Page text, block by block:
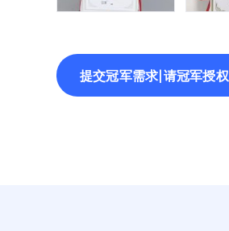
提交冠军需求|请冠军授权